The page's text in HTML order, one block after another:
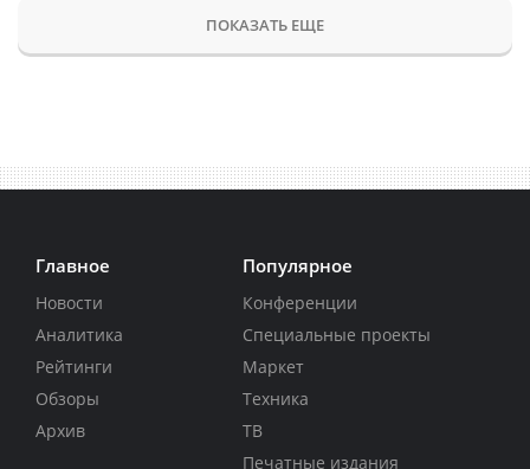
ПОКАЗАТЬ ЕЩЕ
Главное
Новости
Аналитика
Рейтинги
Обзоры
Архив
Популярное
Конференции
Специальные проекты
Маркет
Техника
ТВ
Печатные издания